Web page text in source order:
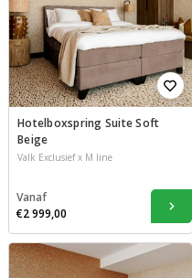
Hotelboxspring Suite Soft
Beige
Valk Exclusief x M line
Vanaf
€2 999,00